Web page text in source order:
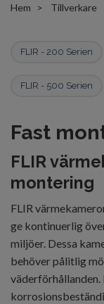
Hem Tillverkare
FLIR - 200 Serien
FLIR - 500 Serien
Fast
FLIR
montering
FLIR
ge kontinuerlig
miljöer. Dessa
behöver pålitlig